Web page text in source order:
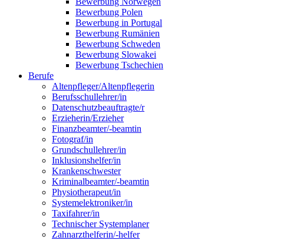
Bewerbung Polen
Bewerbung in Portugal
Bewerbung Rumänien
Bewerbung Schweden
Bewerbung Slowakei
Bewerbung Tschechien
Berufe
Altenpfleger/Altenpflegerin
Berufsschullehrer/in
Datenschutzbeauftragte/r
Erzieherin/Erzieher
Finanzbeamter/-beamtin
Fotograf/in
Grundschullehrer/in
Inklusionshelfer/in
Krankenschwester
Kriminalbeamter/-beamtin
Physiotherapeut/in
Systemelektroniker/in
Taxifahrer/in
Technischer Systemplaner
Zahnarzthelferin/-helfer